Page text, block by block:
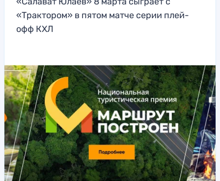
«Трактором» в пятом матче серии плей-
офф КХЛ